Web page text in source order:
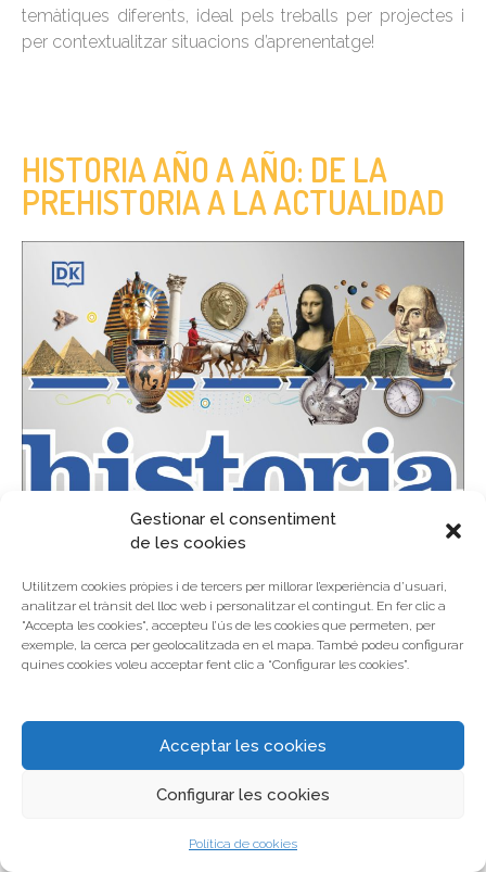
Gestionar el consentiment
de les cookies
Utilitzem cookies pròpies i de tercers per millorar l’experiència d’usuari,
analitzar el trànsit del lloc web i personalitzar el contingut. En fer clic a
"Accepta les cookies", accepteu l’ús de les cookies que permeten, per
exemple, la cerca per geolocalitzada en el mapa. També podeu configurar
quines cookies voleu acceptar fent clic a “Configurar les cookies”.
Acceptar les cookies
Configurar les cookies
Política de cookies
temàtiques diferents, ideal pels treballs per projectes i
per contextualitzar situacions d’aprenentatge!
HISTORIA AÑO A AÑO: DE LA
PREHISTORIA A LA ACTUALIDAD